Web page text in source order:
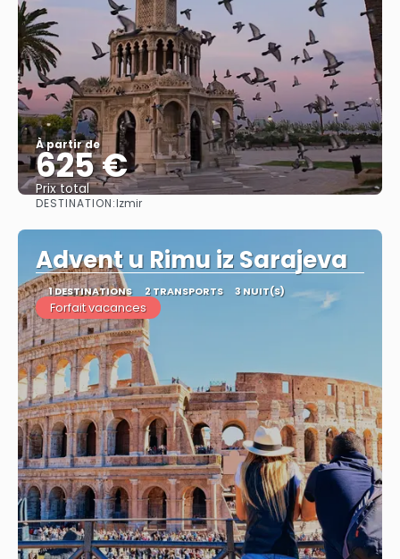
À partir de
625 €
Prix ​​total
DESTINATION:Izmir
Advent u Rimu iz Sarajeva
1 DESTINATIONS 2 TRANSPORTS 3 NUIT(S)
Forfait vacances